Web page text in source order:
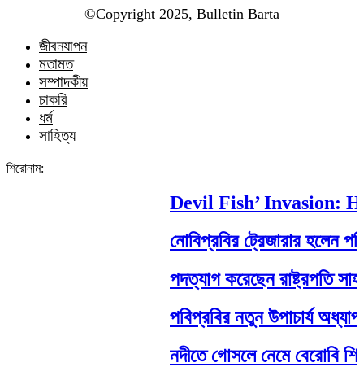
©️Copyright 2025, Bulletin Barta
জীবনযাপন
মতামত
সম্পাদকীয়
চাকরি
ধর্ম
সাহিত্য
শিরোনাম:
Devil Fish’ Invasion:
নোবিপ্রবির ট্রেজারার হলেন
পদত্যাগ করেছেন রাষ্ট্রপতি
পবিপ্রবির নতুন উপাচার্য
নদীতে গোসলে নেমে বেরোবি